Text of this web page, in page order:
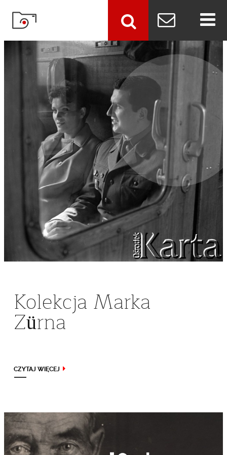
FotokartaSlider
Kolekcja Marka
Zürna
CZYTAJ WIĘCEJ